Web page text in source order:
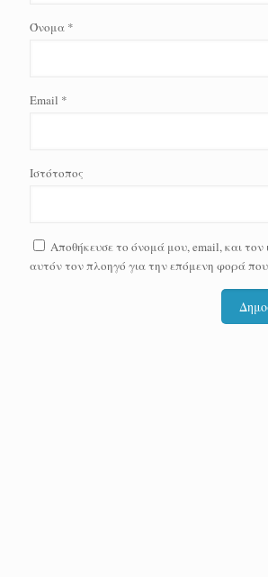
Όνομα *
Email *
Ιστότοπος
Αποθήκευσε το όνομά μου, email, και τον
αυτόν τον πλοηγό για την επόμενη φορά